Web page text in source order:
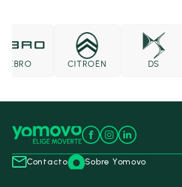
EBRO CITROËN DS
Contacto Sobre Yomovo